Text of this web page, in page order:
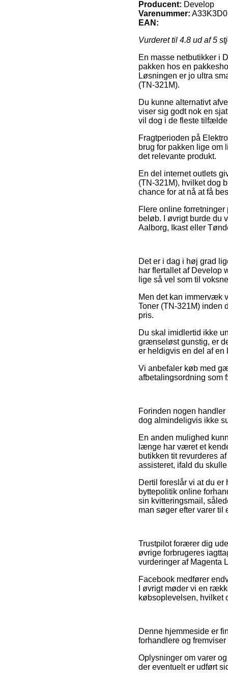
Producent: Develop
Varenummer: A33K3D0
EAN:
Vurderet til 4.8 ud af 5
En masse netbutikker i
pakken hos en
Løsningen er jo ultra
(TN-321M).
Du kunne alternativt
viser sig godt nok en
vil dog i de fleste
Fragtperioden på
brug for pakken lige om
det relevante produkt.
En del internet outlets
(TN-321M), hvilket dog
chance for at nå at få
Flere online
beløb. I øvrigt burde du
Aalborg, Ikast eller
Det er i dag i høj grad
har flertallet af Develop
lige så vel som til
Men det kan immervæk
Toner (TN-321M) inden
pris.
Du skal imidlertid ikke
grænseløst gunstig, er
er heldigvis en del af en
Vi anbefaler køb med
afbetalingsordning som
Forinden nogen
dog almindeligvis ikke
En anden mulighed
længe har været et
butikken tit revurderes
assisteret, ifald du
Dertil foreslår vi at du
byttepolitik online
sin kvitteringsmail,
man søger efter varer til
Trustpilot forærer dig
øvrige forbrugeres
vurderinger af Magenta
Facebook medfører
I øvrigt møder vi en
købsoplevelsen, hvilket
Denne hjemmeside er
forhandlere og
Oplysninger om varer
der eventuelt er udført